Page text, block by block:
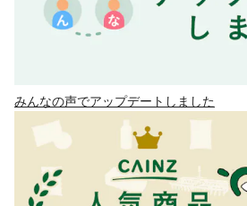
みんなの声でアップデートしました